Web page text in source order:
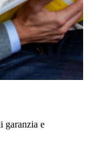
garanzia e